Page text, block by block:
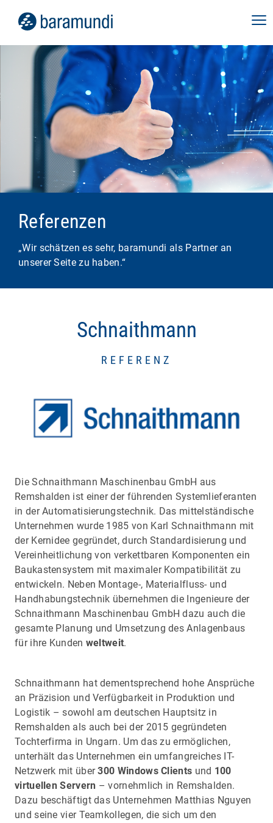
Referenzen
„Wir schätzen es sehr, baramundi als Partner an
unserer Seite zu haben.“
Schnaithmann
REFERENZ
Die Schnaithmann Maschinenbau GmbH aus
Remshalden ist einer der führenden Systemlieferanten
in der Automatisierungstechnik. Das mittelständische
Unternehmen wurde 1985 von Karl Schnaithmann mit
der Kernidee gegründet, durch Standardisierung und
Vereinheitlichung von verkettbaren Komponenten ein
Baukastensystem mit maximaler Kompatibilität zu
entwickeln. Neben Montage-, Materialfluss- und
Handhabungstechnik übernehmen die Ingenieure der
Schnaithmann Maschinenbau GmbH dazu auch die
gesamte Planung und Umsetzung des Anlagenbaus
für ihre Kunden weltweit.
Schnaithmann hat dementsprechend hohe Ansprüche
an Präzision und Verfügbarkeit in Produktion und
Logistik – sowohl am deutschen Hauptsitz in
Remshalden als auch bei der 2015 gegründeten
Tochterfirma in Ungarn. Um das zu ermöglichen,
unterhält das Unternehmen ein umfangreiches IT-
Netzwerk mit über300 Windows Clients und 100
virtuellen Servern – vornehmlich in Remshalden.
Dazu beschäftigt das Unternehmen Matthias Nguyen
und seine vier Teamkollegen, die sich um den